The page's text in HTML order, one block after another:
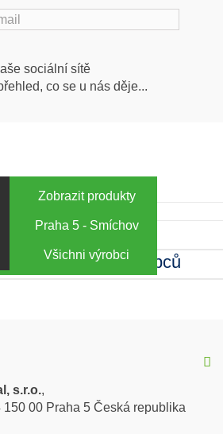
sociální sítě
co se u nás děje...
za výhodné ceny
Zobrazit produkty
prodejna
Praha 5 - Smíchov
mnoha výrobců
Všichni výrobci
s.r.o.,
00 Praha 5 Česká republika